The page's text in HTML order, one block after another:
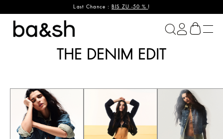
Last Chance : BIS ZU -50 % !
ba&sh
THE DENIM EDIT